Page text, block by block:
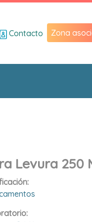
Contacto Zona
Levura 250